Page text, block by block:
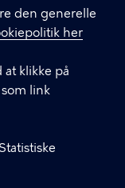
den generelle
her
klikke på
link
Statistiske